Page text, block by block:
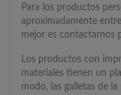
Para los productos
aproximadamente
mejor es contactarnos
Los productos con
materiales tienen un
modo, las galletas de